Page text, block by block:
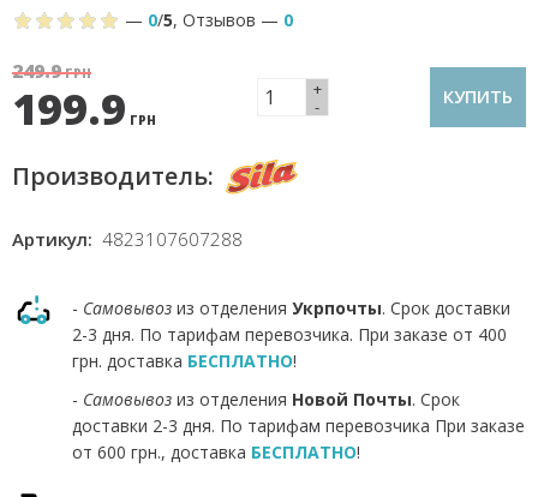
— 0/5, Отзывов — 0
249.9ГРН
199.9 ГРН
+
-
КУПИТЬ
Производитель:
Артикул: 4823107607288
- Самовывоз из отделения Укрпочты. Срок доставки
2-3 дня. По тарифам перевозчика. При заказе от 400
грн. доставка БЕСПЛАТНО!
- Самовывоз из отделения Новой Почты. Срок
доставки 2-3 дня. По тарифам перевозчика При заказе
от 600 грн., доставка БЕСПЛАТНО!